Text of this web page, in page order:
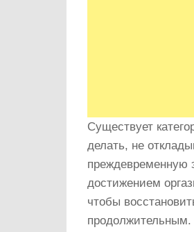
Существует
делать, не
преждевременную
достижением
чтобы
продолжительным.